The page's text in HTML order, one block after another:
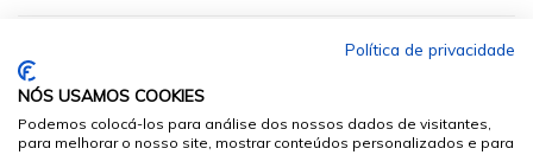
Política de privacidade
NÓS USAMOS COOKIES
Podemos colocá-los para análise dos nossos dados de visitantes,
para melhorar o nosso site, mostrar conteúdos personalizados e para